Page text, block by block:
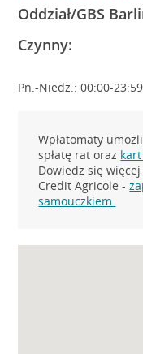
Oddział/GBS
Czynny:
Pn.-Niedz.: 00:00-23:59
Wpłatomaty
spłatę rat oraz
Dowiedz się
Credit Agricole -
samouczkiem.